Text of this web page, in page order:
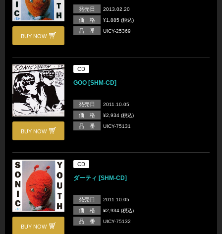
BUY NOW
発売日 2013.02.20
価 格 ¥1,885 (税込)
品 番 UICY-25369
BUY NOW
CD
GOO [SHM-CD]
発売日 2011.10.05
価 格 ¥2,934 (税込)
品 番 UICY-75131
BUY NOW
CD
ダーティ [SHM-CD]
発売日 2011.10.05
価 格 ¥2,934 (税込)
品 番 UICY-75132